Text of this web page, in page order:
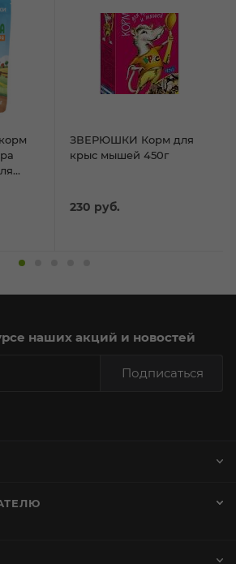
ЗВЕРЮШКИ Корм для
крыс мышей 450г
230 руб.
наших акций и новостей
Подписаться